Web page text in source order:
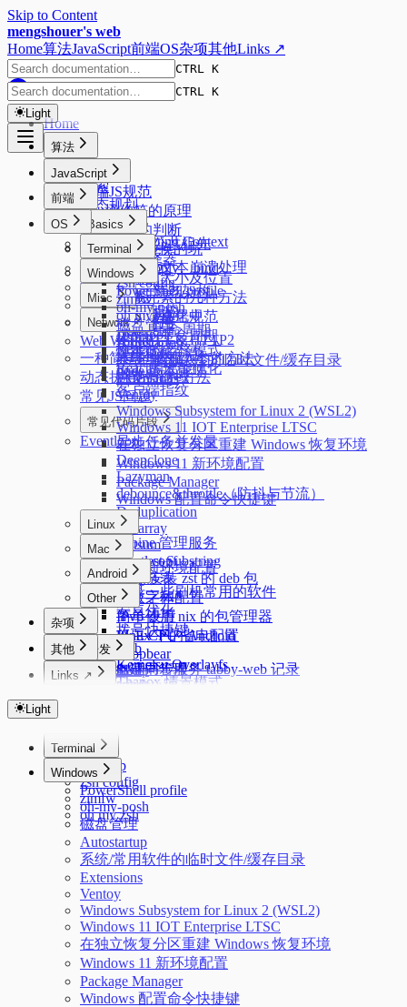
Skip to Content
mengshouer's web
Home算法JavaScript前端OS杂项其他Links ↗
CTRL K
Light
CTRL K
Home
算法
排序
搜索
动态规划
树
二叉树最近公共祖先
JavaScript
前端JS规范
new操作符的原理
数据类型的判断
JSON来回转换的坑
实现 call、apply、bind
标签函数
Promise
Console 的使用
Web Worker
一种简洁的添加入参的方法
动态执行的几种方法
常见JS问题
常见代码片段
异步任务并发量
Deepclone
Lazyman
debounce&throttle（防抖与节流）
Deduplication
Flatarray
Getsum
Longest Substring
反转链表
三数之和
Eventloop
前端
Basics
Formatting Context
css选择器
元素的大小及位置
隐藏元素的几种方法
水平垂直居中
页面的生命周期
关于 1px 问题
Flex
Code
页面大文本崩溃处理
React
React 新老架构
Fiber 架构
React 生命周期
React的严格模式
React的性能优化
Misc
前端模块化规范
DevTools
性能优化
node 版本管理
客户端指纹
Network
HTTP1.1 & HTTP2
HTTP缓存
浏览器跨域
OS
Terminal
Starship
zsh config
zimfw
oh my zsh
Windows
PowerShell profile
oh-my-posh
磁盘管理
Autostartup
系统/常用软件的临时文件/缓存目录
Extensions
Ventoy
Windows Subsystem for Linux 2 (WSL2)
Windows 11 IOT Enterprise LTSC
在独立恢复分区重建 Windows 恢复环境
Windows 11 新环境配置
Package Manager
Windows 配置命令快捷键
Linux
Alpine 管理服务
sysctl.conf
dpkg 安装 zst 的 deb 包
中文字体配置
简单使用 nix 的包管理器
Linux 下的 Android
Dropbear
Swap
Mac
Mac 新环境配置
Android
记录一些刷机常用的软件
安卓优化
拨号快捷键
Adb
Kernelsu Overlayfs
Thanox 情景模式
Other
IPv6 设置
PVE CPU 省电配置
杂项
开发
uv
conda
acme.sh 证书管理
Nginx 反向代理
其他
tabby 自建同步服务 tabby-web 记录
浏览器优化
科学上网
MosDNS 屏蔽国内常见的 PCDN
Links ↗
Markdown Editor
Regex Tester
Light
Terminal
Starship
zsh config
zimfw
oh my zsh
Windows
PowerShell profile
oh-my-posh
磁盘管理
Autostartup
系统/常用软件的临时文件/缓存目录
Extensions
Ventoy
Windows Subsystem for Linux 2 (WSL2)
Windows 11 IOT Enterprise LTSC
在独立恢复分区重建 Windows 恢复环境
Windows 11 新环境配置
Package Manager
Windows 配置命令快捷键